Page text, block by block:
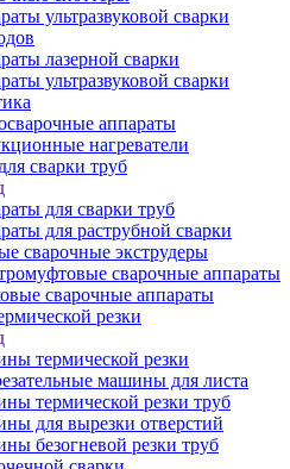
ультразвуковой сварки
лазерной сварки
ультразвуковой сварки
аппараты
нагреватели
сварки труб
для сварки труб
для раструбной сварки
сварочные экструдеры
сварочные аппараты
сварочные аппараты
резки
термической резки
машины для листа
термической резки труб
для вырезки отверстий
безогневой резки труб